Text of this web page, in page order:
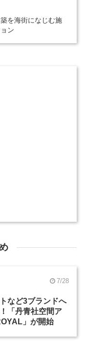
を海街になじむ施
ン
7/28
など3ブランドへ
「丹青社空間ア
」が開始